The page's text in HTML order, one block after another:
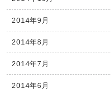
2014年9月
2014年8月
2014年7月
2014年6月